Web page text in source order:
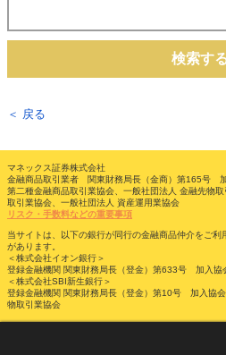
検索す
＜ 戻る
マネックス証券株式会社
金融商品取引業者 関東財務局長（金商）第165号
第二種金融商品取引業協会、一般社団法人 金融先物
取引業協会、一般社団法人 資産運用業協会
リスク・手数料などの重要事項
当サイトは、以下の銀行が同行の金融商品仲介をご
があります。
＜株式会社イオン銀行＞
登録金融機関 関東財務局長（登金）第633号 加入協
＜株式会社SBI新生銀行＞
登録金融機関 関東財務局長（登金）第10号 加入協
物取引業協会